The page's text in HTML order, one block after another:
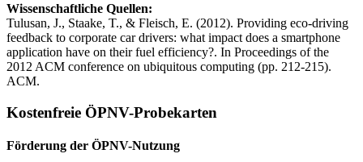
Wissenschaftliche Quellen:
Tulusan, J., Staake, T., & Fleisch, E. (2012). Providing eco-driving
feedback to corporate car drivers: what impact does a smartphone
application have on their fuel efficiency?. In Proceedings of the
2012 ACM conference on ubiquitous computing (pp. 212-215).
ACM.
Kostenfreie ÖPNV-Probekarten
Förderung der ÖPNV-Nutzung